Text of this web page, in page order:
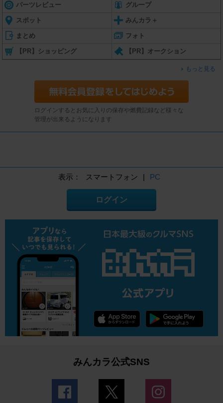
パーツレビュー グループ
スポット みんカラ＋
まとめ フォト
【PR】ショッピング 【PR】オークション
もっと見る
ログインするとお気に入りの保存や燃費記録など様々な
管理が出来るようになります
表示： スマートフォン | PC
ログイン
みんカラ公式SNS